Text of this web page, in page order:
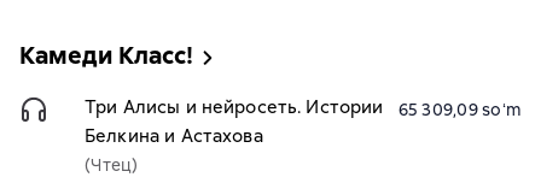
Камеди Kласс!
Три Алисы и нейросеть. Истории
Белкина и Астахова
(Чтец)
65 309,09 soʻm